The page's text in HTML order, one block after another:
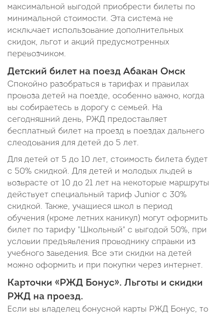
максимальной выгодой приобрести билеты по
минимальной стоимости. Эта система не
исключает использование дополнительных
скидок, льгот и акций предусмотренных
перевозчиком.
Детский билет на поезд Абакан Омск
Спокойно разобраться в тарифах и правилах
провоза детей на поезде, особенно важно, когда
вы собираетесь в дорогу с семьей. На
сегодняшний день, РЖД предоставляет
бесплатный билет на проезд в поездах дальнего
слеодования для детей до 5 лет.
Для детей от 5 до 10 лет, стоимость билета будет
с 50% скидкой. Для детей и молодых людей в
возврасте от 10 до 21 лет на некоторые маршруты
действует специальный тариф Junior c 30%
скидкой. Также, учащиеся школ в период
обучения (кроме летних каникул) могут оформить
билет по тарифу "Школьный" с выгодой 50%, при
условии предъявления проводнику справки из
учебного заведения. Все эти скидки на детей
можно оформить и при покупки через интернет.
Карточки «РЖД Бонус». Льготы и скидки
РЖД на проезд.
Если вы владелец бонусной карты РЖД Бонус, то